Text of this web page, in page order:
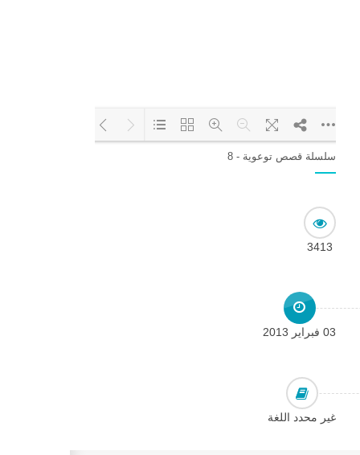
سلسلة قصص توعوية - 8
3413
03 فبراير 2013
غير محدد اللغة